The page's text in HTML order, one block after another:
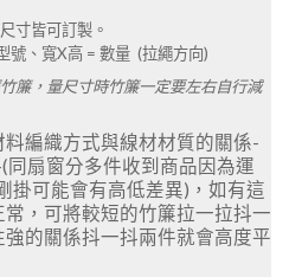
寸皆可訂製。
號、寬X高 = 數量 (拉繩方向)
簾，量尺寸時竹簾一定要左右自行減
編織方式與線材材質的關係-
(同扇窗分多件收到商品因為運
掛可能會有高低差異)，如有這
，可將較短的竹簾拉一拉抖一
的關係抖一抖兩件就會高度平